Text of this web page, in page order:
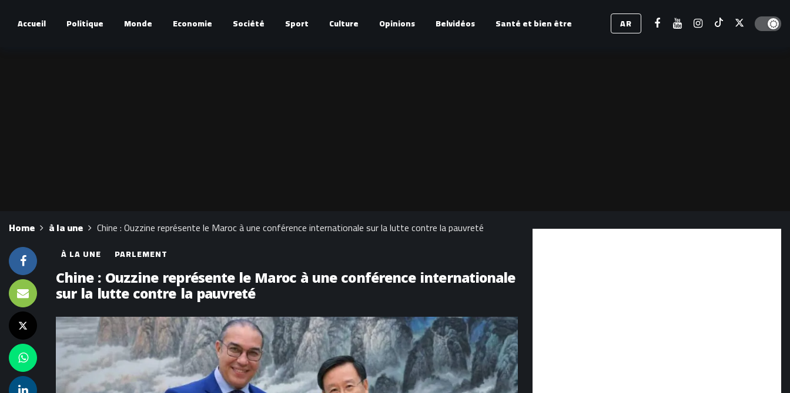
Accueil Politique Monde Economie Société Sport Culture Opinions Belvidéos Santé et bien être AR Dark
Home à la une Chine : Ouzzine représente le Maroc à une conférence internationale sur la lutte contre la pauvreté
À LA UNE PARLEMENT
Chine : Ouzzine représente le Maroc à une conférence internationale
sur la lutte contre la pauvreté